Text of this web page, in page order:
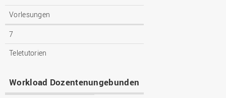
Vorlesungen
7
Teletutorien
Workload Dozentenungebunden